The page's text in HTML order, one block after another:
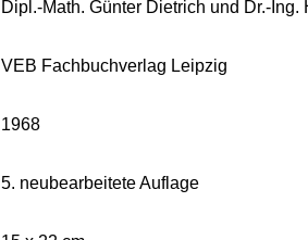
Dipl.-Math. Günter Dietrich und Dr.-Ing.
VEB Fachbuchverlag Leipzig
1968
5. neubearbeitete Auflage